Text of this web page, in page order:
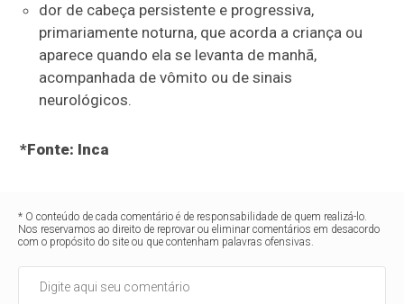
dor de cabeça persistente e progressiva,
primariamente noturna, que acorda a criança ou
aparece quando ela se levanta de manhã,
acompanhada de vômito ou de sinais
neurológicos.
*Fonte: Inca
* O conteúdo de cada comentário é de responsabilidade de quem realizá-lo.
Nos reservamos ao direito de reprovar ou eliminar comentários em desacordo
com o propósito do site ou que contenham palavras ofensivas.